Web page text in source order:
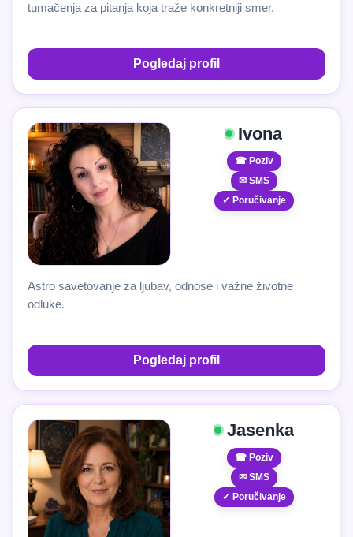
tumačenja za pitanja koja traže konkretniji smer.
Pogledaj profil
Ivona
☎ Poziv
✉ SMS
✓ Poručivanje
Astro savetovanje za ljubav, odnose i važne životne
odluke.
Pogledaj profil
Jasenka
☎ Poziv
✉ SMS
✓ Poručivanje